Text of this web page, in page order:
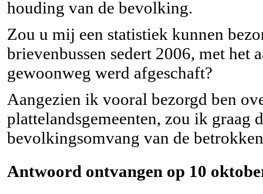
houding van de bevolking.
Zou u mij een statistiek kunnen
brievenbussen sedert 2006, met het
gewoonweg werd afgeschaft?
Aangezien ik vooral bezorgd ben
plattelandsgemeenten, zou ik graag
bevolkingsomvang van de
Antwoord ontvangen op 10